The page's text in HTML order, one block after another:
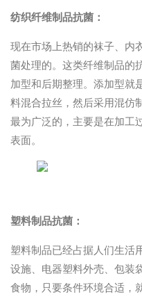
纺织纤维制品抗菌：
现在市场上热销的袜子、内
菌处理的。这类纤维制品的
加型和后期整理。添加型就
料混合拉丝，然后采用混仿
最为广泛的，主要是在加工
表面。
塑料制品抗菌：
塑料制品已经占据人们生活
设施、电器塑料外壳、包装
食物，只要条件环境合适，